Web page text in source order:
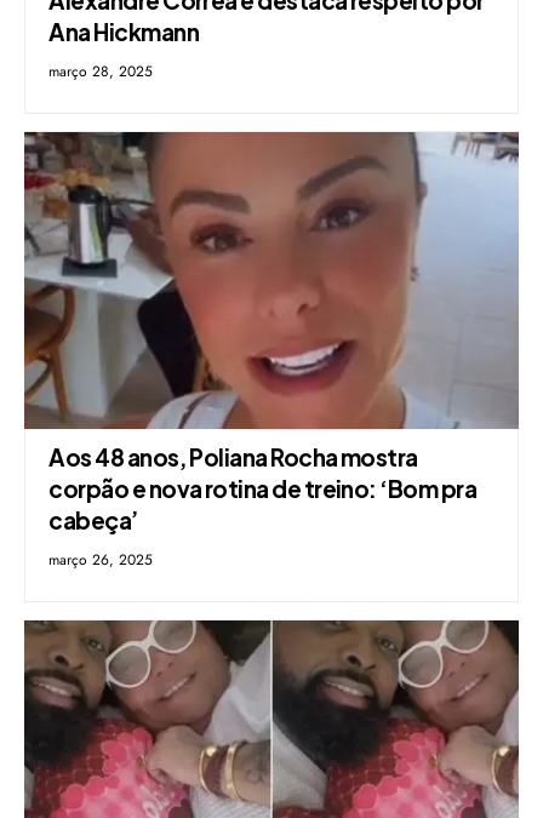
Ana Hickmann
março 28, 2025
Aos 48 anos, Poliana Rocha mostra
corpão e nova rotina de treino: ‘Bom pra
cabeça’
março 26, 2025